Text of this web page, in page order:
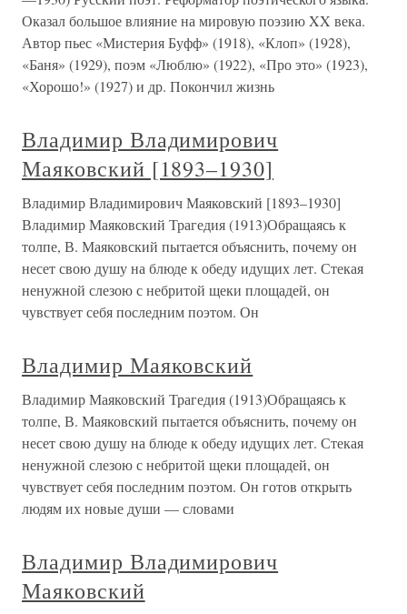
Оказал большое влияние на мировую поэзию XX века.
Автор пьес «Мистерия Буфф» (1918), «Клоп» (1928),
«Баня» (1929), поэм «Люблю» (1922), «Про это» (1923),
«Хорошо!» (1927) и др. Покончил жизнь
Владимир Владимирович
Маяковский [1893–1930]
Владимир Владимирович Маяковский [1893–1930]
Владимир Маяковский Трагедия (1913)Обращаясь к
толпе, В. Маяковский пытается объяснить, почему он
несет свою душу на блюде к обеду идущих лет. Стекая
ненужной слезою с небритой щеки площадей, он
чувствует себя последним поэтом. Он
Владимир Маяковский
Владимир Маяковский Трагедия (1913)Обращаясь к
толпе, В. Маяковский пытается объяснить, почему он
несет свою душу на блюде к обеду идущих лет. Стекая
ненужной слезою с небритой щеки площадей, он
чувствует себя последним поэтом. Он готов открыть
людям их новые души — словами
Владимир Владимирович
Маяковский